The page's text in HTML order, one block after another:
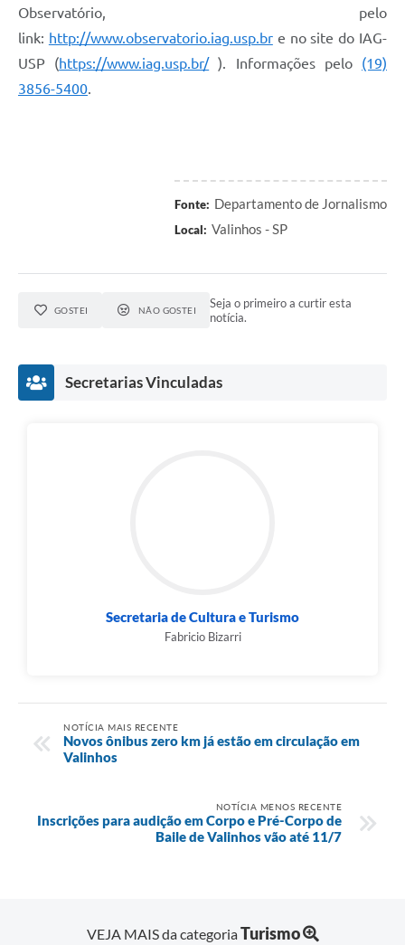
Observatório, pelo
link: http://www.observatorio.iag.usp.bre no site do IAG-
USP (https://www.iag.usp.br/). Informações pelo (19)
3856-5400
Fonte: Departamento de Jornalismo
Local: Valinhos - SP
GOSTEI NÃO GOSTEI
Seja o primeiro a curtir esta
notícia.
Secretarias Vinculadas
Secretaria de Cultura e Turismo
Fabricio Bizarri
NOTÍCIA MAIS RECENTE
Novos ônibus zero km já estão em circulação em
Valinhos
NOTÍCIA MENOS RECENTE
Inscrições para audição em Corpo e Pré-Corpo de
Baile de Valinhos vão até 11/7
VEJA MAIS da categoriaTurismo